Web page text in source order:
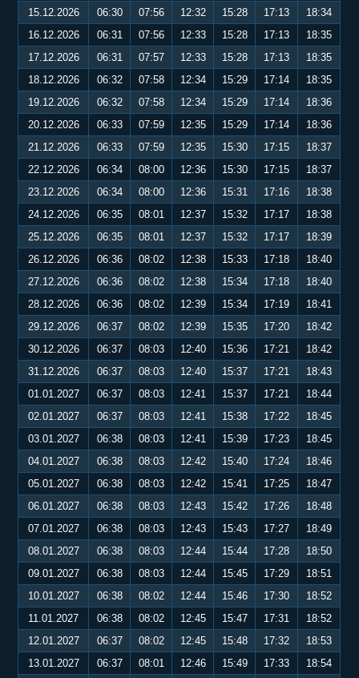
15.12.2026
06:30 07:56 12:32 15:28 17:13
18:34
16.12.2026
06:31 07:56 12:33 15:28 17:13
18:35
17.12.2026
06:31 07:57 12:33 15:28 17:13
18:35
18.12.2026
06:32 07:58 12:34 15:29 17:14
18:35
19.12.2026
06:32 07:58 12:34 15:29 17:14
18:36
20.12.2026
06:33 07:59 12:35 15:29 17:14
18:36
21.12.2026
06:33 07:59 12:35 15:30 17:15
18:37
22.12.2026
06:34 08:00 12:36 15:30 17:15
18:37
23.12.2026
06:34 08:00 12:36 15:31 17:16
18:38
24.12.2026
06:35 08:01 12:37 15:32 17:17
18:38
25.12.2026
06:35 08:01 12:37 15:32 17:17
18:39
26.12.2026
06:36 08:02 12:38 15:33 17:18
18:40
27.12.2026
06:36 08:02 12:38 15:34 17:18
18:40
28.12.2026
06:36 08:02 12:39 15:34 17:19
18:41
29.12.2026
06:37 08:02 12:39 15:35 17:20
18:42
30.12.2026
06:37 08:03 12:40 15:36 17:21
18:42
31.12.2026
06:37 08:03 12:40 15:37 17:21
18:43
01.01.2027
06:37 08:03 12:41 15:37 17:21
18:44
02.01.2027
06:37 08:03 12:41 15:38 17:22
18:45
03.01.2027
06:38 08:03 12:41 15:39 17:23
18:45
04.01.2027
06:38 08:03 12:42 15:40 17:24
18:46
05.01.2027
06:38 08:03 12:42 15:41 17:25
18:47
06.01.2027
06:38 08:03 12:43 15:42 17:26
18:48
07.01.2027
06:38 08:03 12:43 15:43 17:27
18:49
08.01.2027
06:38 08:03 12:44 15:44 17:28
18:50
09.01.2027
06:38 08:03 12:44 15:45 17:29
18:51
10.01.2027
06:38 08:02 12:44 15:46 17:30
18:52
11.01.2027
06:38 08:02 12:45 15:47 17:31
18:52
12.01.2027
06:37 08:02 12:45 15:48 17:32
18:53
13.01.2027
06:37 08:01 12:46 15:49 17:33
18:54